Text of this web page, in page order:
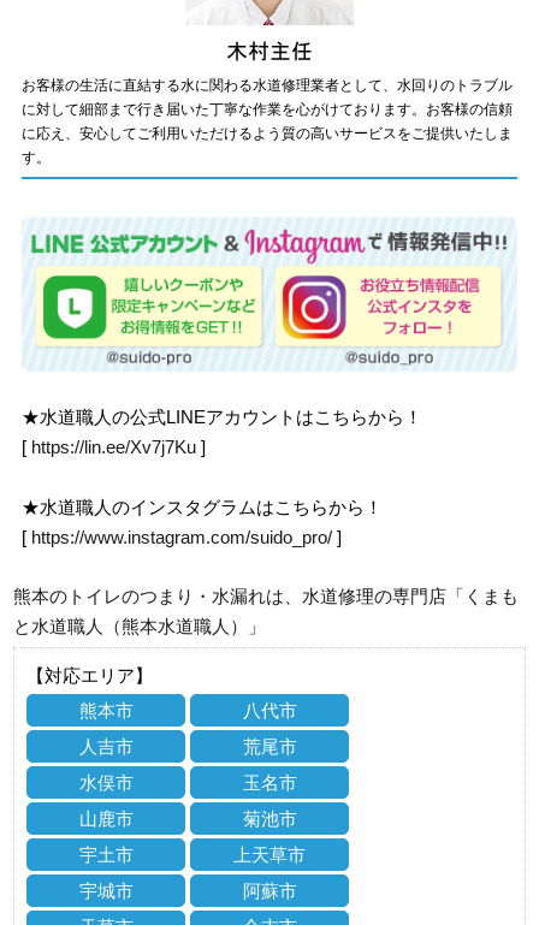
お客様の生活に直結する水に関わる水道修理業者として、水回りのトラブル
に対して細部まで行き届いた丁寧な作業を心がけております。お客様の信頼
に応え、安心してご利用いただけるよう質の高いサービスをご提供いたしま
す。
★水道職人の公式LINEアカウントはこちらから！
[ https://lin.ee/Xv7j7Ku ]
★水道職人のインスタグラムはこちらから！
[ https://www.instagram.com/suido_pro/ ]
熊本のトイレのつまり・水漏れは、水道修理の専門店「くまも
と水道職人（熊本水道職人）」
【対応エリア】
熊本市
八代市
人吉市
荒尾市
水俣市
玉名市
山鹿市
菊池市
宇土市
上天草市
宇城市
阿蘇市